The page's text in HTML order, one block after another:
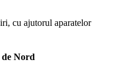
cu ajutorul aparatelor
Nord